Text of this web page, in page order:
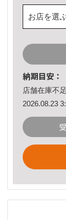
お店を選
納期目安：
店舗在庫不
2026.08.23